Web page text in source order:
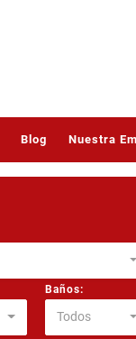
Blog Nuestra
Baños:
Todos